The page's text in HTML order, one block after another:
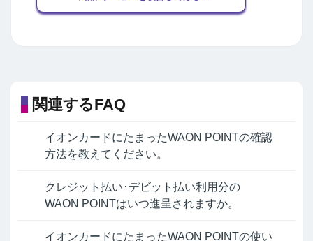
関連するFAQ
イオンカードにたまったWAON POINTの確認
方法を教えてください。
クレジット払い･デビット払い利用分の
WAON POINTはいつ進呈されますか。
イオンカードにたまったWAON POINTの使い